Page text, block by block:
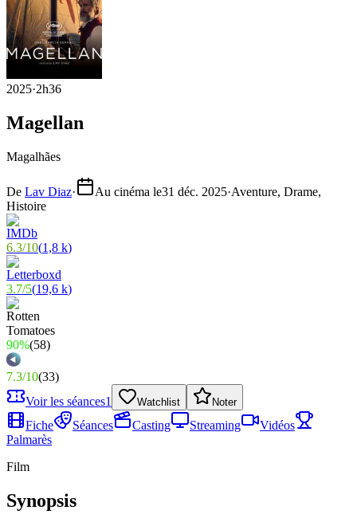
2025·2h36
Magellan
Magalhães
De Lav Diaz· Au cinéma le31 déc. 2025·Aventure, Drame,
Histoire
6.3/10(1,8 k)
3.7/5(19,6 k)
90%(58)
7.3/10(33)
Voir les séances1 Watchlist Noter
Fiche Séances Casting Streaming
Vidéos
Palmarès
Film
Synopsis